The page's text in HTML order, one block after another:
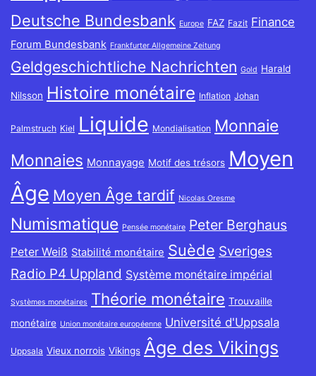
Deutsche Bundesbank Europe FAZ Fazit Finance
Forum Bundesbank Frankfurter Allgemeine Zeitung
Geldgeschichtliche Nachrichten Gold Harald
Nilsson Histoire monétaire Inflation Johan
Palmstruch Kiel Liquide Mondialisation Monnaie
Monnaies Monnayage Motif des trésors Moyen
Âge Moyen Âge tardif Nicolas Oresme
Numismatique Pensée monétaire Peter Berghaus
Peter Weiß Stabilité monétaire Suède Sveriges
Radio P4 Uppland Système monétaire impérial
Systèmes monétaires Théorie monétaire Trouvaille
monétaire Union monétaire européenne Université d'Uppsala
Uppsala Vieux norrois Vikings Âge des Vikings